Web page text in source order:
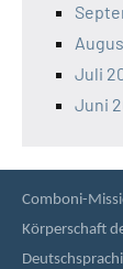
Juli
Juni
Comboni-
Körperschaft